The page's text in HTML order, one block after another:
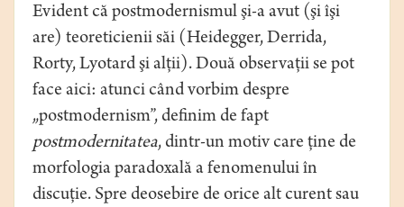
Evident că postmodernismul şi-a avut (şi îşi
are) teoreticienii săi (Heidegger, Derrida,
Rorty, Lyotard şi alţii). Două observaţii se pot
face aici: atunci când vorbim despre
„postmodernism”, definim de fapt
postmodernitatea, dintr-un motiv care ţine de
morfologia paradoxală a fenomenului în
discuţie. Spre deosebire de orice alt curent sau